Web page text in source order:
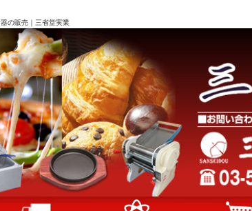
の販売｜三省堂実業